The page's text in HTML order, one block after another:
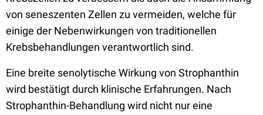
von seneszenten Zellen zu vermeiden, welche für
einige der Nebenwirkungen von traditionellen
Krebsbehandlungen verantwortlich sind.
Eine breite senolytische Wirkung von Strophanthin
wird bestätigt durch klinische Erfahrungen. Nach
Strophanthin-Behandlung wird nicht nur eine